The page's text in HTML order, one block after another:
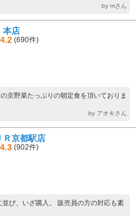
by mさん
本店
4.2 (690件)
京野菜たっぷりの朝定食を頂いておりま
by アオキさん
Ｒ京都駅店
4.3 (902件)
び、いざ購入。 販売員の方の対応も素